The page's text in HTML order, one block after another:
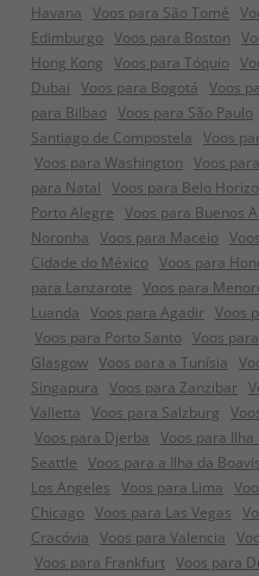
Havana Voos para São Tomé
Edimburgo Voos para Boston
Hong Kong Voos para Tóquio
Dubai Voos para Bogotá Voos
para Bilbao Voos para São Paulo
Santiago de Compostela Voos
Voos para Washington Voos
para Natal Voos para Belo
Porto Alegre Voos para Buenos
Noronha Voos para Maceio
Cidade do México Voos para
para Lanzarote Voos para
Luanda Voos para Agadir Voos
Voos para Porto Santo Voos
Glasgow Voos para a Tunísia
Singapura Voos para Zanzibar
Valletta Voos para Salzburg
Voos para Djerba Voos para Ilha
Seattle Voos para a Ilha da
Los Angeles Voos para Lima
Chicago Voos para Las Vegas
Cracóvia Voos para Valencia
Voos para Frankfurt Voos para